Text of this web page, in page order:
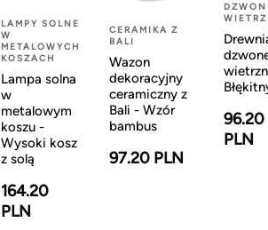
LAMPY SOLNE
W
METALOWYCH
KOSZACH
Lampa solna
w
metalowym
koszu -
Wysoki kosz
z solą
164.20
PLN
CERAMIKA Z
BALI
Wazon
dekoracyjny
ceramiczny z
Bali - Wzór
bambus
97.20 PLN
96.20
PLN